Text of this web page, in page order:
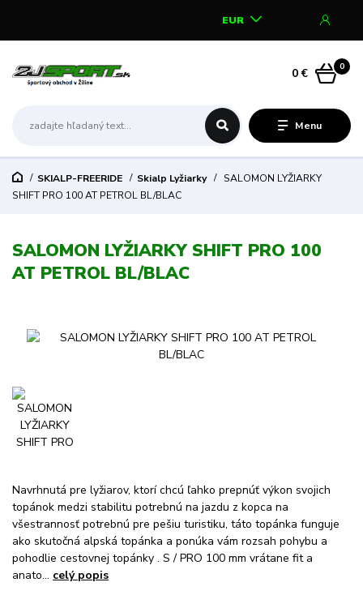
Menu
EUR
0
0 €
SKIALP-FREERIDE Skialp Lyžiarky
SALOMON LYŽIARKY
SHIFT PRO 100 AT PETROL BL/BLAC
SALOMON LYŽIARKY SHIFT PRO 100
AT PETROL BL/BLAC
Navrhnutá pre lyžiarov, ktorí chcú ľahko prepnúť výkon svojich
topánok medzi stabilitu potrebnú na jazdu z kopca na
všestrannosť potrebnú pre pešiu turistiku, táto topánka funguje
ako skutočná alpská topánka a ponúka vám rozsah pohybu a
pohodlie cestovnej topánky . S / PRO 100 mm vrátane fit a
anato... celý popis